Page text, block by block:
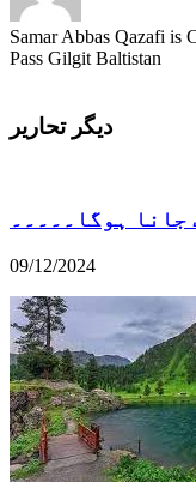
Samar Abbas Qazafi
Pass Gilgit Baltistan
دیگر تحاریر
جانا ہوگا۔۔۔۔۔
09/12/2024